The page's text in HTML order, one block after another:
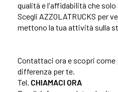
qualità e l'affidabilità che
Scegli AZZOLATRUCKS per
mettono la tua attività sulla
Contattaci ora e scopri come
differenza per te.
Tel. CHIAMACI ORA